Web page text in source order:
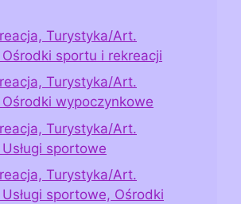
Turystyka/Art.
sportu i rekreacji
Turystyka/Art.
wypoczynkowe
Turystyka/Art.
sportowe
Turystyka/Art.
sportowe, Ośrodki